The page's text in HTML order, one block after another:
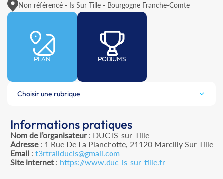
Non référencé - Is Sur Tille - Bourgogne Franche-Comte
PLAN PODIUMS
Choisir une rubrique
Informations pratiques
Nom de l’organisateur: DUC IS-sur-Tille
Adresse: 1 Rue De La Planchotte, 21120 Marcilly Sur Tille
Email: t3rtrailducis@gmail.com
Site internet: https://www.duc-is-sur-tille.fr